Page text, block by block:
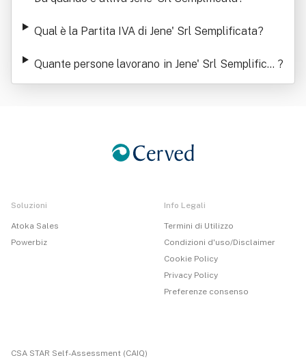
Qual è la Partita IVA di Jene' Srl Semplificata?
Quante persone lavorano in Jene' Srl Semplificat
a
?
Soluzioni
Atoka Sales
Powerbiz
Info Legali
Termini di Utilizzo
Condizioni d'uso/Disclaimer
Cookie Policy
Privacy Policy
Preferenze consenso
CSA STAR Self-Assessment (CAIQ)